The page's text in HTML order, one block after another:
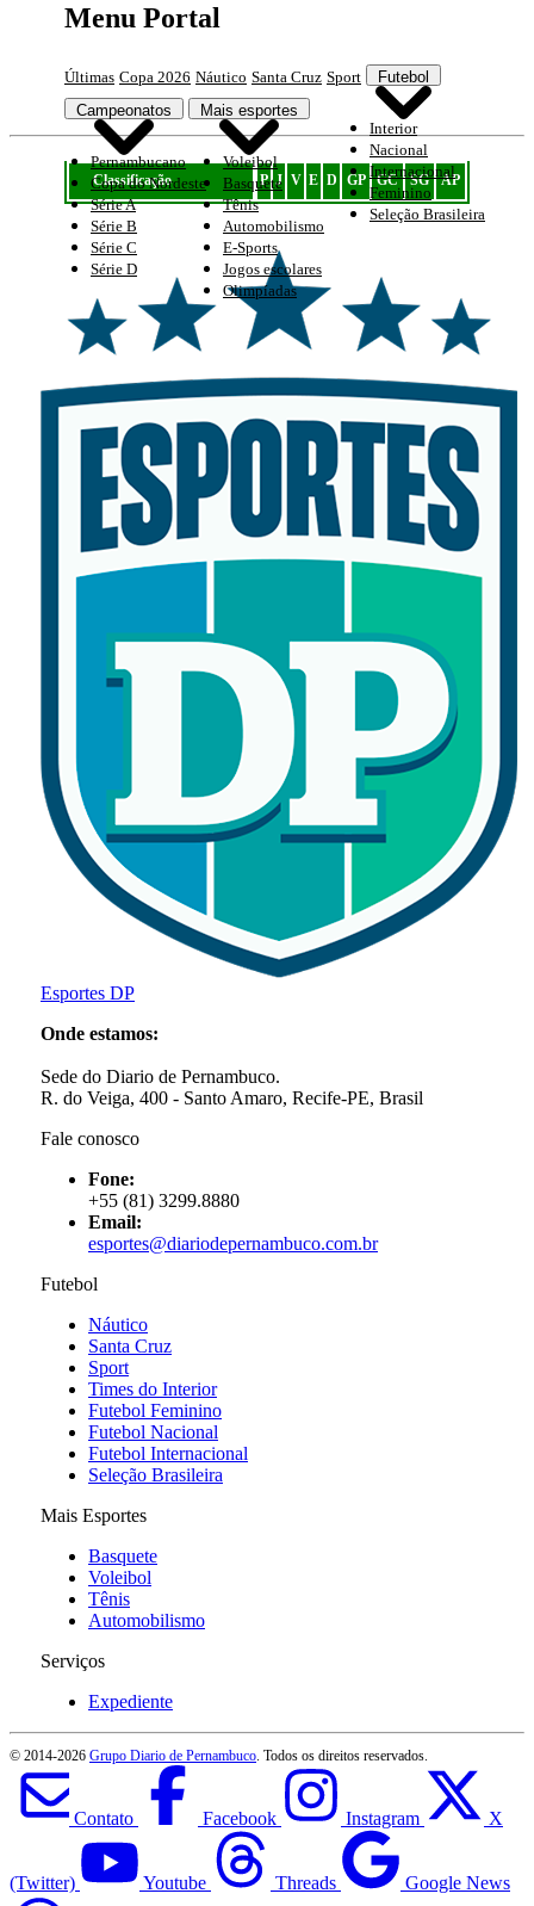
Menu Portal
Últimas Copa 2026 Náutico Santa Cruz Sport Futebol
Interior
Nacional
Internacional
Feminino
Seleção Brasileira
Campeonatos
Pernambucano
Copa do Nordeste
Série A
Série B
Série C
Série D
Mais esportes
Voleibol
Basquete
Tênis
Automobilismo
E-Sports
Jogos escolares
Olimpíadas
Classificação P J V E D GP GC SG AP
Esportes DP
Onde estamos:
Sede do Diario de Pernambuco.
R. do Veiga, 400 - Santo Amaro, Recife-PE, Brasil
Fale conosco
Fone:
+55 (81) 3299.8880
Email:
esportes@diariodepernambuco.com.br
Futebol
Náutico
Santa Cruz
Sport
Times do Interior
Futebol Feminino
Futebol Nacional
Futebol Internacional
Seleção Brasileira
Mais Esportes
Basquete
Voleibol
Tênis
Automobilismo
Serviços
Expediente
© 2014-2026 Grupo Diario de Pernambuco . Todos os direitos reservados.
Contato Facebook Instagram X
(Twitter) Youtube Threads Google News